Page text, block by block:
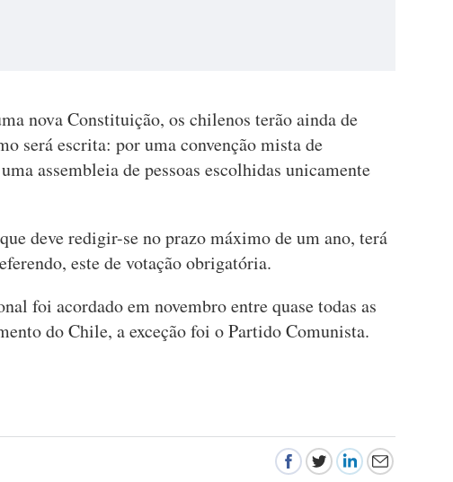
nova Constituição, os chilenos terão ainda de
será escrita: por uma convenção mista de
assembleia de pessoas escolhidas unicamente
deve redigir-se no prazo máximo de um ano, terá
este de votação obrigatória.
foi acordado em novembro entre quase todas as
do Chile, a exceção foi o Partido Comunista.